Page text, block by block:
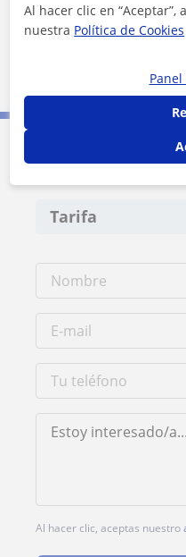
Contacta con
Tarifa
Al hacer clic, aceptas nuestro
Al hacer clic en “Aceptar”,
nuestra Política de Cookies
Panel